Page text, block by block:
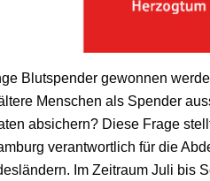
Blutspender gewonnen
Menschen als Spender
absichern? Diese Frage
verantwortlich für die
Im Zeitraum Juli bis